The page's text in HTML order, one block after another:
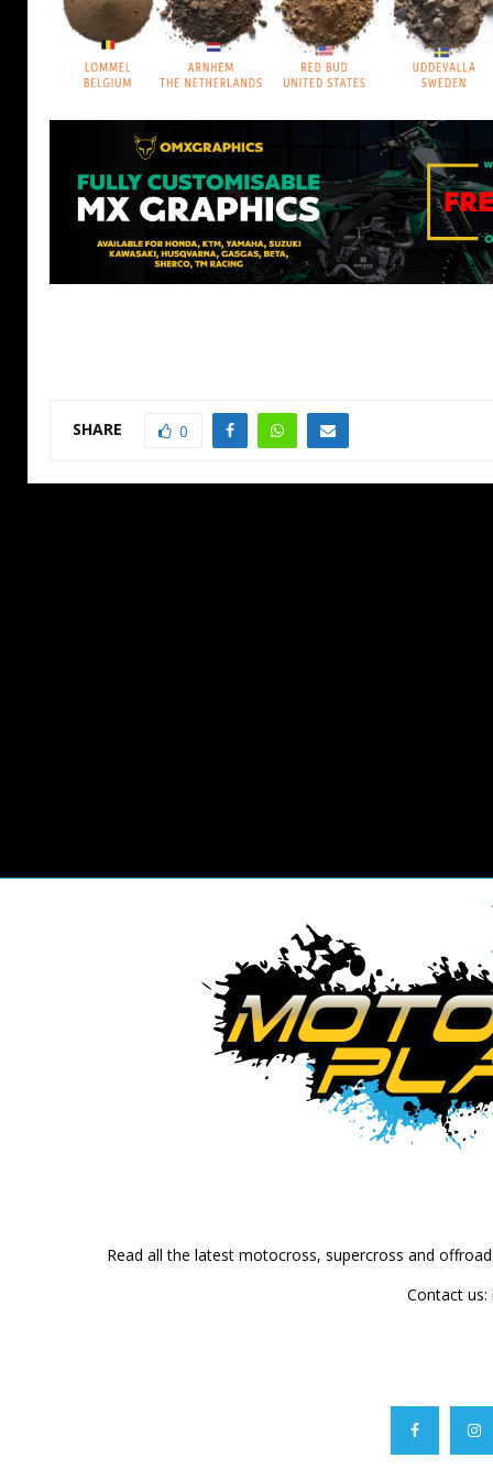
SHARE 0
Read all the latest motocross, supercross and
Contact us: